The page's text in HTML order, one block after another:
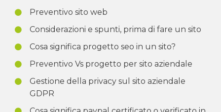
Preventivo sito web
Considerazioni e spunti, prima di fare un sito
Cosa significa progetto seo in un sito?
Preventivo Vs progetto per sito aziendale
Gestione della privacy sul sito aziendale
GDPR